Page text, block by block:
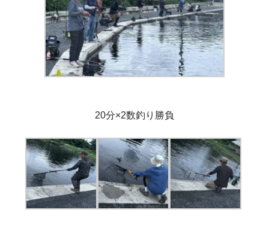
20分×2数釣り勝負